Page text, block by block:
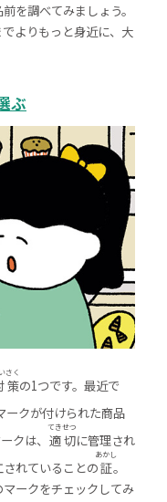
を調べてみましょう。
よりもっと身近に、大
ぶ
策
さく
の1 つです。最近で
ークが付けられた商品
クは、 適
てき
切
せつ
に管理され
れていることの証
あかし
。
ークをチェックしてみ